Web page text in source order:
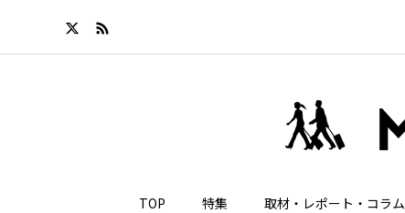
TOP 特集 取材・レポート・コラム